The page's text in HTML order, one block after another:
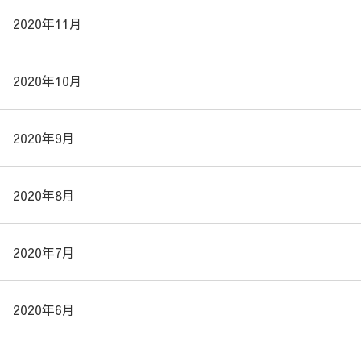
2020年11月
2020年10月
2020年9月
2020年8月
2020年7月
2020年6月